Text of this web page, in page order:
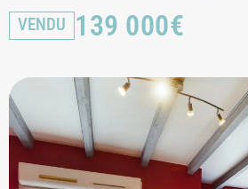
VENDU 139 000€